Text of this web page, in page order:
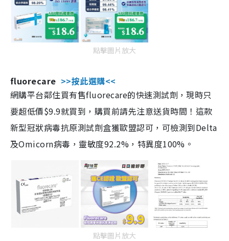
點擊圖片放大
fluorecare >>按此選購<<
網購平台鄰住買有售fluorecare的快速測試劑，現時只
要超低價$9.9就買到，購買前請先注意送貨時間！這款
新型冠狀病毒抗原測試劑盒獲歐盟認可，可檢測到Delta
及Omicorn病毒，靈敏度92.2%，特異度100%。
點擊圖片放大